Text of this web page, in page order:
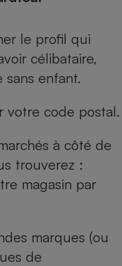
le profil qui
célibataire,
enfant.
votre code postal.
à côté de
trouverez :
magasin par
marques (ou
de